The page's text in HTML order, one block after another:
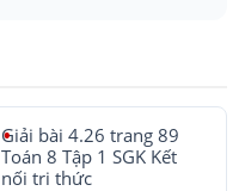
Giải bài 4.26 trang 89
Toán 8 Tập 1 SGK Kết
nối tri thức